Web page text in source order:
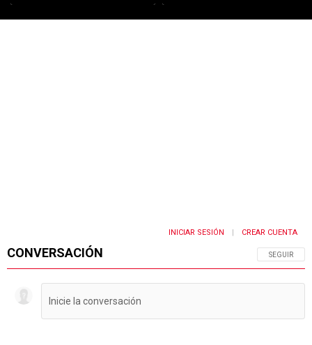
PUBLICIDAD
CONVERSACIÓN SIGA ESTA
SEGUIR
INICIAR SESIÓN CREAR CUENTA